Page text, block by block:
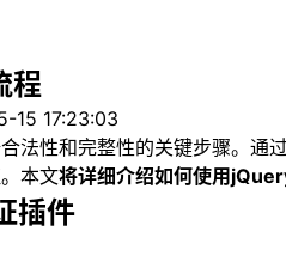
程
15 17:23:03
法性和完整性的关键步骤。
本文将详细介绍如何使用
插件